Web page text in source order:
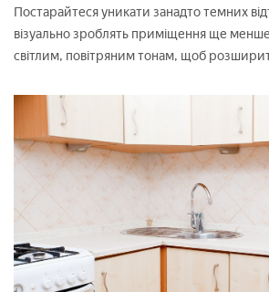
Постарайтеся уникати занадто темних
візуально зроблять приміщення ще
світлим, повітряним тонам, щоб